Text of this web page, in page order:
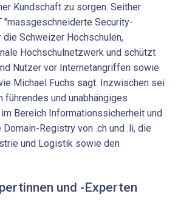
Kundschaft zu sorgen. Seither
"massgeschneiderte Security-
Schweizer Hochschulen,
Hochschulnetzwerk und schützt
Nutzer vor Internetangriffen sowie
Michael Fuchs sagt. Inzwischen sei
führendes und unabhängiges
Bereich Informationssicherheit und
Registry von .ch und .li, die
und Logistik sowie den
und -Experten